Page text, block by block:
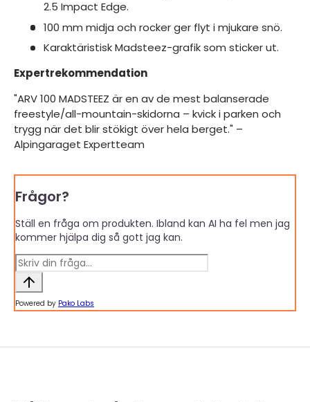
2.5 Impact Edge.
100 mm midja och rocker ger flyt i mjukare snö.
Karaktäristisk Madsteez-grafik som sticker ut.
Expertrekommendation
"ARV 100 MADSTEEZ är en av de mest balanserade
freestyle/all-mountain-skidorna – kvick i parken och
trygg när det blir stökigt över hela berget." –
Alpingaraget Expertteam